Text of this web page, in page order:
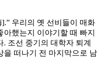
우리의 옛 선비들이 매화
했는지 이야기할 때 빠지
조선 중기의 대학자 퇴계
을 떠나기 전 마지막으로 남